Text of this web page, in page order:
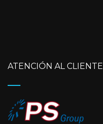
ATENCIÓN AL CLIENTE